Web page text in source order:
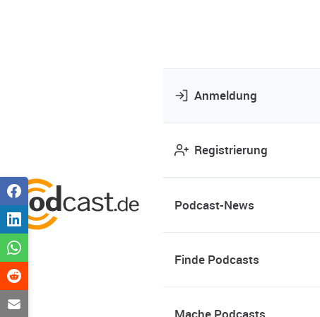
Anmeldung
Registrierung
Podcast-News
Finde Podcasts